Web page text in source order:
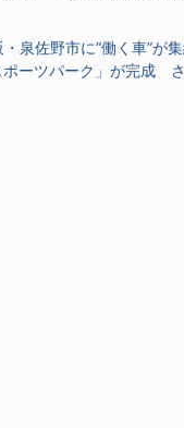
泉佐野市に“働く車”が
ポーツパーク」が完成